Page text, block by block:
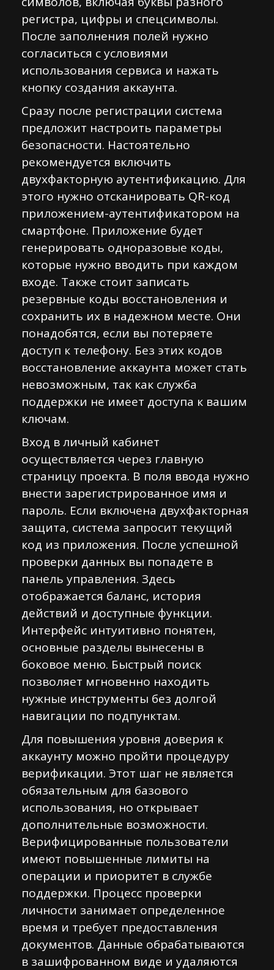
регистра, цифры и спецсимволы.
После заполнения полей нужно
согласиться с условиями
использования сервиса и нажать
кнопку создания аккаунта.
Сразу после регистрации система
предложит настроить параметры
безопасности. Настоятельно
рекомендуется включить
двухфакторную аутентификацию. Для
этого нужно отсканировать QR-код
приложением-аутентификатором на
смартфоне. Приложение будет
генерировать одноразовые коды,
которые нужно вводить при каждом
входе. Также стоит записать
резервные коды восстановления и
сохранить их в надежном месте. Они
понадобятся, если вы потеряете
доступ к телефону. Без этих кодов
восстановление аккаунта может стать
невозможным, так как служба
поддержки не имеет доступа к вашим
ключам.
Вход в личный кабинет
осуществляется через главную
страницу проекта. В поля ввода нужно
внести зарегистрированное имя и
пароль. Если включена двухфакторная
защита, система запросит текущий
код из приложения. После успешной
проверки данных вы попадете в
панель управления. Здесь
отображается баланс, история
действий и доступные функции.
Интерфейс интуитивно понятен,
основные разделы вынесены в
боковое меню. Быстрый поиск
позволяет мгновенно находить
нужные инструменты без долгой
навигации по подпунктам.
Для повышения уровня доверия к
аккаунту можно пройти процедуру
верификации. Этот шаг не является
обязательным для базового
использования, но открывает
дополнительные возможности.
Верифицированные пользователи
имеют повышенные лимиты на
операции и приоритет в службе
поддержки. Процесс проверки
личности занимает определенное
время и требует предоставления
документов. Данные обрабатываются
в зашифрованном виде и удаляются